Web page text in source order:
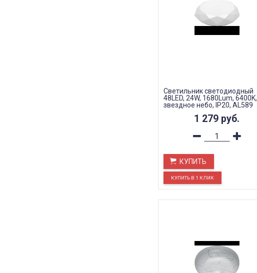
Светильник светодиодный
48LED, 24W, 1680Lum, 6400K,
звездное небо, IP20, AL589
1 279 руб.
КУПИТЬ